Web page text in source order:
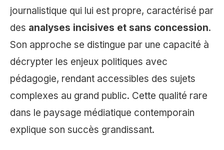
journalistique qui lui est propre, caractérisé par
des analyses incisives et sans concession.
Son approche se distingue par une capacité à
décrypter les enjeux politiques avec
pédagogie, rendant accessibles des sujets
complexes au grand public. Cette qualité rare
dans le paysage médiatique contemporain
explique son succès grandissant.